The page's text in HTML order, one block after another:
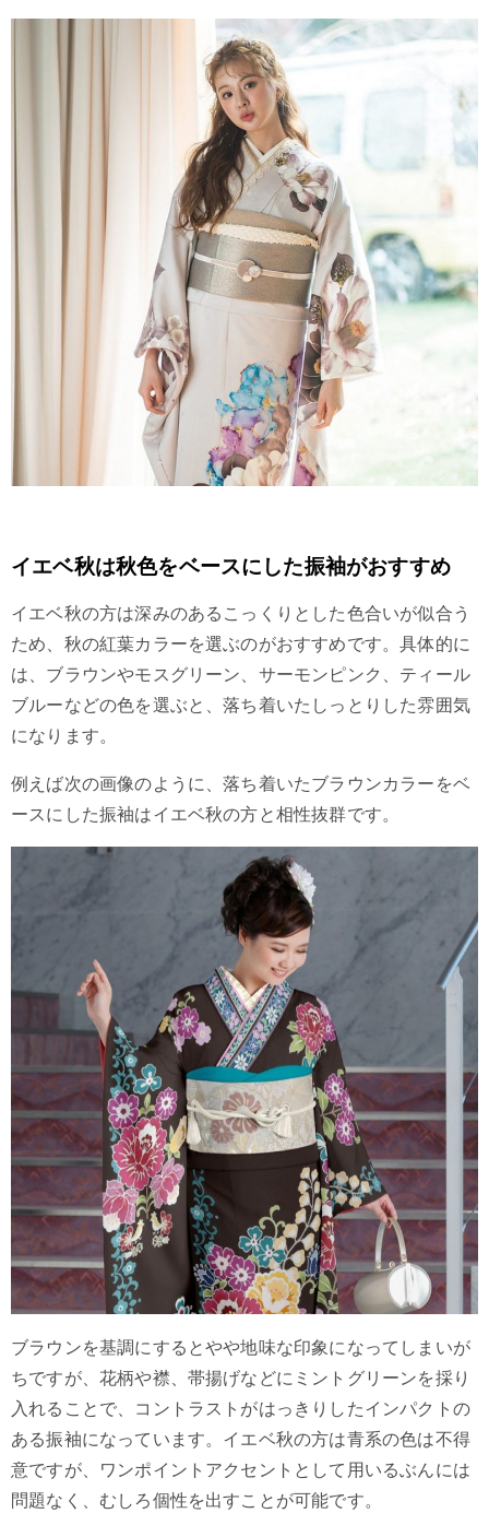
イエベ秋は秋色をベースにした振袖がおすすめ
イエベ秋の方は深みのあるこっくりとした色合いが似合う
ため、秋の紅葉カラーを選ぶのがおすすめです。具体的に
は、ブラウンやモスグリーン、サーモンピンク、ティール
ブルーなどの色を選ぶと、落ち着いたしっとりした雰囲気
になります。
例えば次の画像のように、落ち着いたブラウンカラーをベ
ースにした振袖はイエベ秋の方と相性抜群です。
ブラウンを基調にするとやや地味な印象になってしまいが
ちですが、花柄や襟、帯揚げなどにミントグリーンを採り
入れることで、コントラストがはっきりしたインパクトの
ある振袖になっています。イエベ秋の方は青系の色は不得
意ですが、ワンポイントアクセントとして用いるぶんには
問題なく、むしろ個性を出すことが可能です。